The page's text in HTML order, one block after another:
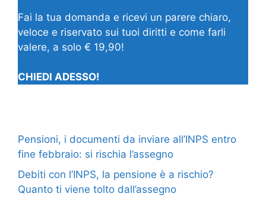
Fai la tua domanda e ricevi un parere chiaro,
veloce e riservato sui tuoi diritti e come farli
valere, a solo € 19,90!
CHIEDI ADESSO!
Pensioni, i documenti da inviare all’INPS entro
fine febbraio: si rischia l’assegno
Debiti con l’INPS, la pensione è a rischio?
Quanto ti viene tolto dall’assegno